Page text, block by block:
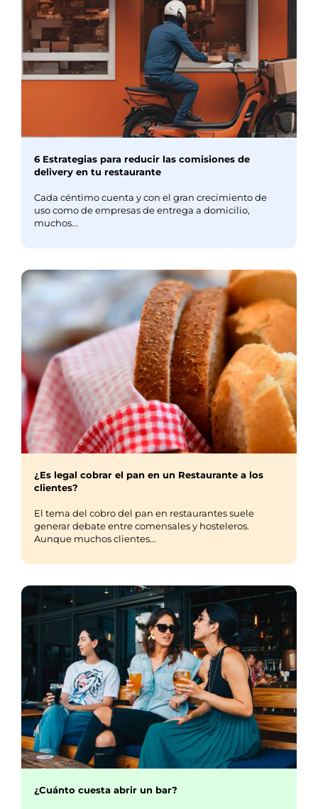
6 Estrategias para reducir las comisiones de
delivery en tu restaurante
Cada céntimo cuenta y con el gran crecimiento de
uso como de empresas de entrega a domicilio,
muchos...
¿Es legal cobrar el pan en un Restaurante a los
clientes?
El tema del cobro del pan en restaurantes suele
generar debate entre comensales y hosteleros.
Aunque muchos clientes...
¿Cuánto cuesta abrir un bar?